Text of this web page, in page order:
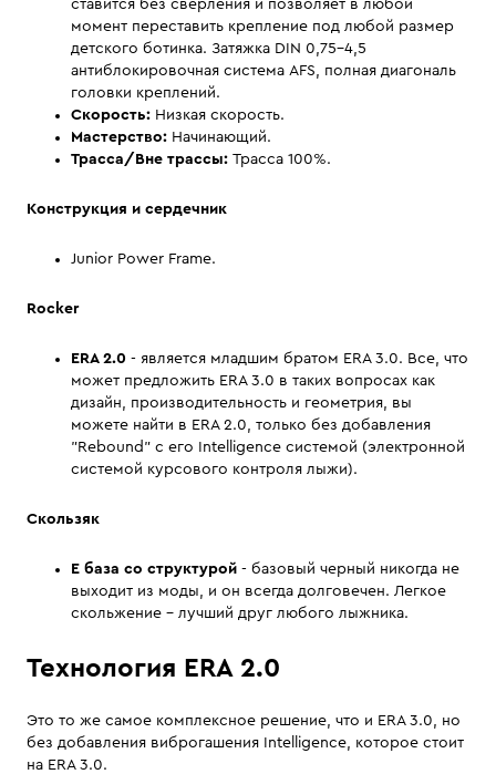
ставится без сверления и позволяет в любой
момент переставить крепление под любой размер
детского ботинка. Затяжка DIN 0,75-4,5
антиблокировочная система AFS, полная диагональ
головки креплений.
Скорость: Низкая скорость.
Мастерство: Начинающий.
Трасса/Вне трассы: Трасса 100%.
Конструкция и сердечник
Junior Power Frame.
Rocker
ERA 2.0 - является младшим братом ERA 3.0. Все, что
может предложить ERA 3.0 в таких вопросах как
дизайн, производительность и геометрия, вы
можете найти в ERA 2.0, только без добавления
"Rebound" с его Intelligence системой (электронной
системой курсового контроля лыжи).
Скользяк
E база со структурой - базовый черный никогда не
выходит из моды, и он всегда долговечен. Легкое
скольжение - лучший друг любого лыжника.
Технология ERA 2.0
Это то же самое комплексное решение, что и ERA 3.0, но
без добавления виброгашения Intelligence, которое стоит
на ERA 3.0.